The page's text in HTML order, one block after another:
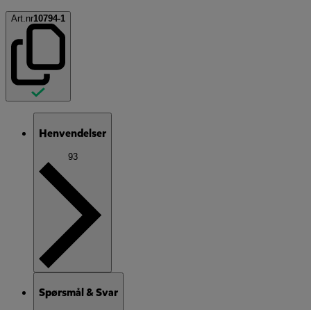
Art.nr10794-1
Henvendelser
93
Spørsmål & Svar